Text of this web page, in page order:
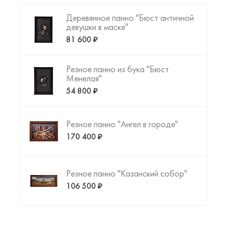
Деревянное панно "Бюст античной
девушки в маске"
81 600 ₽
Резное панно из бука "Бюст
Менелая"
54 800 ₽
Резное панно "Ангел в городе"
170 400 ₽
Резное панно "Казанский собор"
106 500 ₽